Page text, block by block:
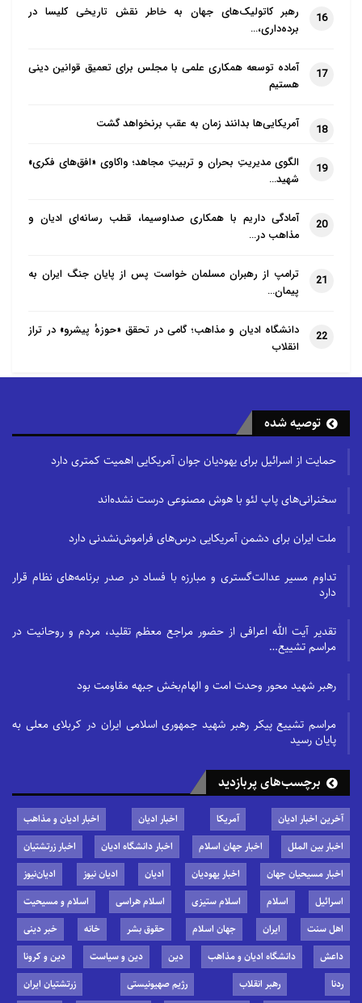
16
رهبر کاتولیک‌های جهان به خاطر نقش تاریخی کلیسا در
برده‌داری،…
17
آماده توسعه همکاری علمی با مجلس برای تعمیق قوانین دینی
هستیم
18 آمریکایی‌ها بدانند زمان به عقب برنخواهد گشت
19
الگوی مدیریتِ بحران و تربیتِ مجاهد؛ واکاوی «افق‌های فکری»
شهید…
20
آمادگی داریم با همکاری صداوسیما، قطب رسانه‌ای ادیان و
مذاهب در…
21
ترامپ از رهبران مسلمان خواست پس از پایان جنگ ایران به
پیمان…
22
دانشگاه ادیان و مذاهب؛ گامی در تحقق «حوزهٔ پیشرو» در تراز
انقلاب
توصیه شده
حمایت از اسرائیل برای یهودیان جوان آمریکایی اهمیت کمتری دارد
سخنرانی‌های پاپ لئو با هوش مصنوعی درست نشده‌اند
ملت ایران برای دشمن آمریکایی درس‌های فراموش‌نشدنی دارد
تداوم مسیر عدالت‌گستری و مبارزه با فساد در صدر برنامه‌های نظام قرار
دارد
تقدیر آیت الله اعرافی از حضور مراجع معظم تقلید، مردم و روحانیت در
مراسم تشییع…
رهبر شهید محور وحدت امت و الهام‌بخش جبهه مقاومت بود
مراسم تشییع پیکر رهبر شهید جمهوری اسلامی ایران در کربلای معلی به
پایان رسید
برچسب‌های پربازدید
آخرین اخبار ادیان آمریکا اخبار ادیان
اخبار ادیان و مذاهب
اخبار بین الملل
اخبار جهان اسلام اخبار دانشگاه ادیان
اخبار زرتشتیان
اخبار مسیحیان جهان
اخبار یهودیان ادیان ادیان نیوز
ادیان‌نیوز
اسرائیل
اسلام اسلام ستیزی اسلام هراسی
اسلام و مسیحیت
اهل سنت
ایران جهان اسلام حقوق بشر خانه
خبر دینی
داعش
دانشگاه ادیان و مذاهب دین دین و سیاست
دین و کرونا
ردنا
رهبر انقلاب رژیم صهیونیستی زرتشتیان ایران